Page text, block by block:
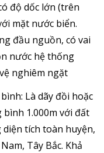
độ dốc lớn (trên
mặt nước biển.
đầu nguồn, có vai
nước hệ thống
nghiêm ngặt
Là dãy đồi hoặc
bình 1.000m với đất
diện tích toàn huyện,
Tây Bắc. Khả